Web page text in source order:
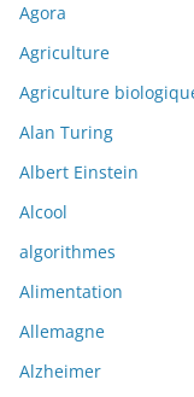
Agora
Agriculture
Agriculture
Alan Turing
Albert Einstein
Alcool
algorithmes
Alimentation
Allemagne
Alzheimer